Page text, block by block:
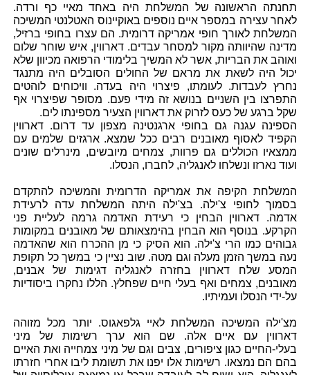
תחנתה הראשונה של המשלחת היה באחד מאיי כף ורדה.
לאחר עצירה במספר איים נוספים באוקיינוס האטלנטי המשיכה
המשלחת לאורך חופי אמריקה דרומית. הם עצרו בחופי ברזיל,
מדינה שהיוותה מקור למסחר עבדים. דארווין, איש שוחר שלום
ואוהב את הבריות, אשר לא המשיך בלימודי הרפואה מכיוון שלא
יכול היה לשאת את מראם של החולים הסובלים היה מתנגד
נחרץ לעבדות. לעומתו, פיצרוי היה בעדה. וויכוחים לוהטים
התפרצו בין השניים בנושא זה מידי פעם. מסופר שפיצרוי אף
שקל ברגע של כעס לזרוק את דארווין הצעיר מספינתו לים.
הספינה עגנה גם בחופי ארגנטינה מצפון עד דרום. דארווין
הקפיד לאסוף מאובנים רבים ככל שמצא. ארגזים שלמים עם
ממצאיו הכוללים גם פרוות, צמחים מיובשים, מינרלים שונים
ועוד נארזו ונשלחו לאנגליה, לחברו, הנסלו.
המשלחת הקיפה את אמריקה הדרומית והמשיכה להתקדם
בסמוך לחופי צ'ילה. בצ'ילה היתה המשלחת עדה לרעידת
אדמה. דארווין הבחין כי רעידת האדמה גרמה לעליית פני
הקרקע. בנוסף הוא הבחין בהימצאותם של מאובנים במקומות
גבוהים כמו הרי צ'ילה. הוא הסיק כי מן ההכרח הוא שהאדמה
נעה במשך הזמן מעלה וגם מטה. שוב נציין כי במשך כל תקופת
המסע שלח דארווין בחזרה לאנגליה דגימות של אבנים,
מאובנים, צמחים ואף בעלי חיים שפחלץ. הללו נחקרו ביסודיות
על-ידי הנסלו ועמיתיו.
מצ'ילה המשיכה המשלחת לאיי גלפאגוס. יותר מכל מזוהה
דארווין עם איים אלה. שם הוא ערך רשימות של מיני
בעלי-החיים כגון ציפורים, צבים וגם של מיני צמחייה ואת האיים
בהם הם נמצאו. רשימות אלו יפנו את תשומת ליבו אחרי חזרתו